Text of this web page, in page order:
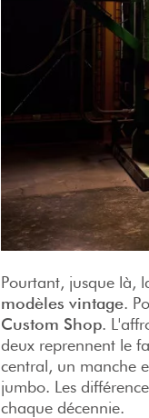
Pourtant, jusque là,
modèles vintage.
Custom Shop.
deux reprennent le
central, un manche
jumbo. Les
chaque décennie.